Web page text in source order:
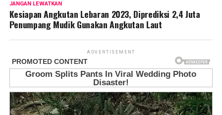
JANGAN LEWATKAN
Kesiapan Angkutan Lebaran 2023, Diprediksi 2,4 Juta
Penumpang Mudik Gunakan Angkutan Laut
ADVERTISEMENT